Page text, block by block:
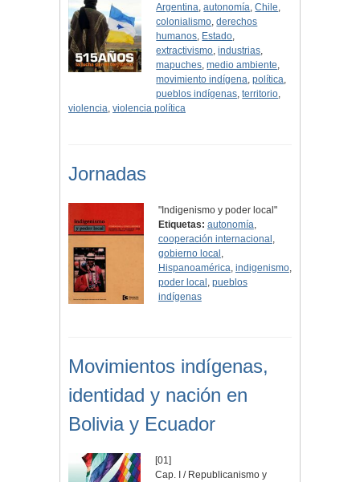
Argentina,autonomía,Chile,
colonialismo,derechos
humanos, Estado,
extractivismo,industrias,
mapuches,medio ambiente,
movimiento indígena,política,
pueblos indígenas,territorio,
violencia, violencia política
Jornadas
"Indigenismo y poder local"
Etiquetas: autonomía,
cooperación internacional ,
gobierno local ,
Hispanoamérica, indigenismo,
poder local , pueblos
indígenas
Movimientos indígenas,
identidad y nación en
Bolivia y Ecuador
[01]
Cap. I / Republicanismo y